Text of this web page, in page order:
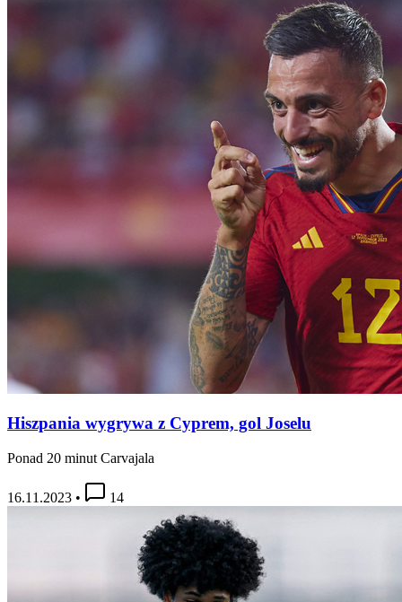
Hiszpania wygrywa z Cyprem, gol Joselu
Ponad 20 minut Carvajala
16.11.2023 • 14